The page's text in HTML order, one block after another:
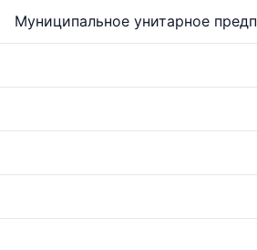
Муниципальное унитарное